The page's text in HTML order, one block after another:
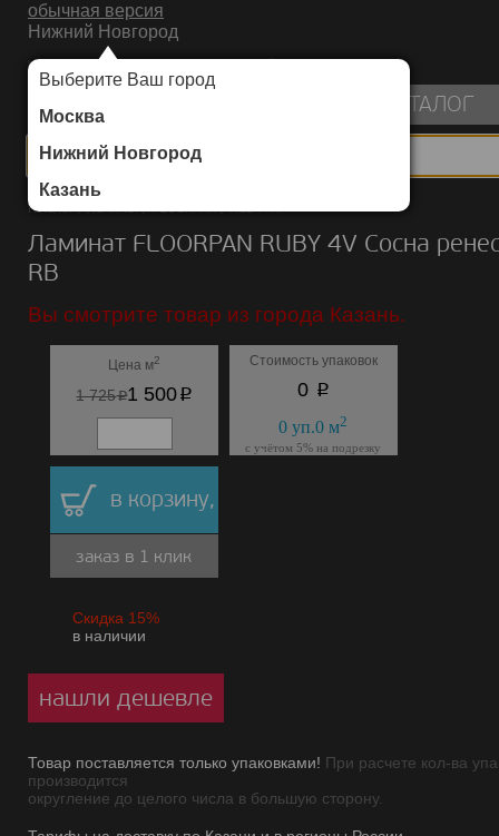
обычная версия
Нижний Новгород
Выберите Ваш город
Москва
Нижний Новгород
Казань
ИНТЕРНЕТ-МАГАЗИН НАПОЛЬНЫХ ПОКРЫТИЙ
КАТАЛОГ
Каталог/Ламинат/FLOORPAN/RUBY 4V
Ламинат FLOORPAN RUBY 4V Сосна
RB
Вы смотрите товар из города Казань.
Цена м2
1 725p1 500p
Стоимость упаковок
0 p
0 уп.0 м2
с учётом 5% на подрезку
в корзину,
заказ в 1 клик
Скидка 15%
в наличии
нашли дешевле
Товар поставляется только упаковками! При расчете кол-ва
производится
округление до целого числа в большую сторону.